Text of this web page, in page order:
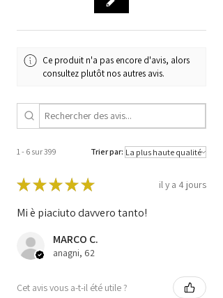
BOSCH
9658556780 /
96 585 567 80 /
1039S07456
Ce produit n'a pas encore d'avis, alors
consultez plutôt nos autres avis.
1 - 6 sur 399 Trier par:
★★★★★ il y a 4 jours
Mi è piaciuto davvero tanto!
MARCO C.
anagni, 62
Cet avis vous a-t-il été utile ?